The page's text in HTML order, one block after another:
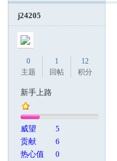
j24205
0
主题
1
回帖
12
积分
新手上路
威望
5
贡献
6
热心值
0